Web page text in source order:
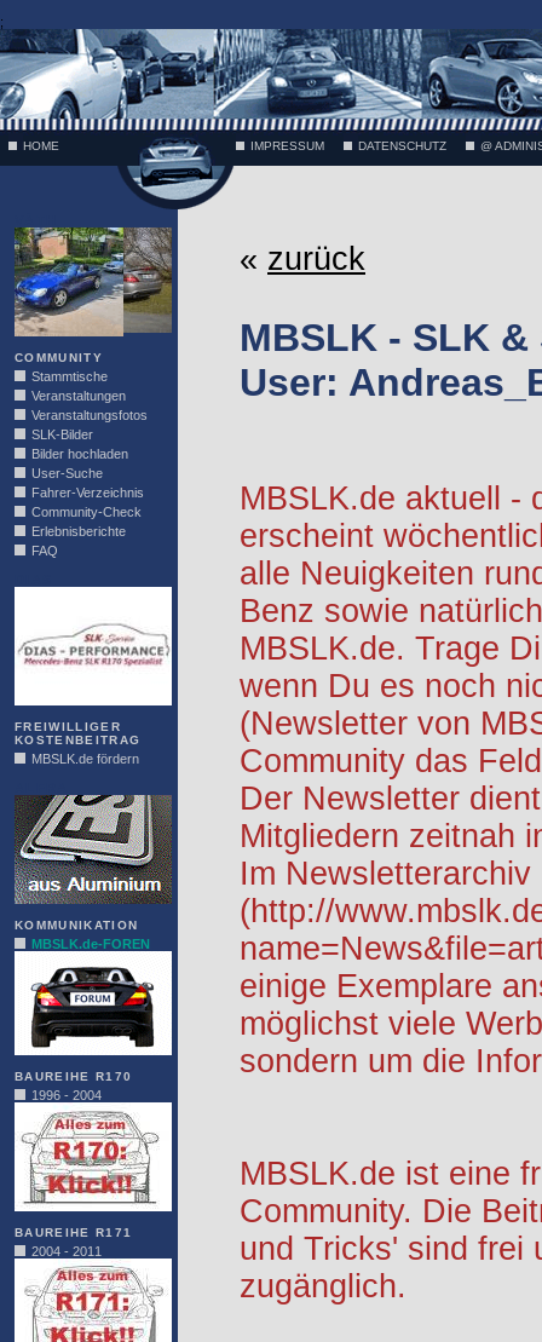
;
HOME IMPRESSUM DATENSCHUTZ @
COMMUNITY
Stammtische
Veranstaltungen
Veranstaltungsfotos
SLK-Bilder
Bilder hochladen
User-Suche
Fahrer-Verzeichnis
Community-Check
Erlebnisberichte
FAQ
FREIWILLIGER
KOSTENBEITRAG
MBSLK.de fördern
KOMMUNIKATION
MBSLK.de-FOREN
BAUREIHE R170
1996 - 2004
BAUREIHE R171
2004 - 2011
« zurück
MBSLK - SLK
User:
MBSLK.de aktuell -
erscheint
alle Neuigkeiten
Benz sowie
MBSLK.de. Trage
wenn Du es noch
(Newsletter von
Community das
Der Newsletter
Mitgliedern zeitnah
Im Newsletterarchiv
(http://
einige Exemplare
möglichst viele
sondern um die
MBSLK.de ist eine
Community. Die
und Tricks' sind frei
zugänglich.